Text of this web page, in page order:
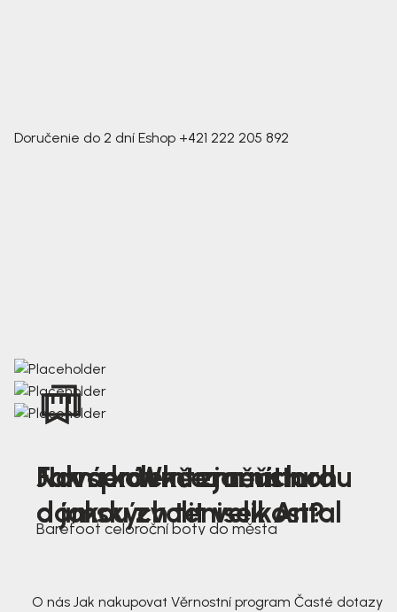
Doručenie do 2 dní Eshop +421 222 205 892
Nová kolekce jarních
dámských tenisek Antal
Jak správně změřit nohu
a jakou zvolit velikost?
Farmer Winter mustard
Barefoot celoroční boty do města
O nás Jak nakupovat Věrnostní program Časté dotazy